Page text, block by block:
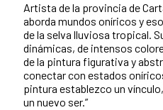
Artista de la provincia de
aborda mundos oníricos y
de la selva lluviosa tropical.
dinámicas, de intensos
de la pintura figurativa y
conectar con estados
pintura establezco un
un nuevo ser.”